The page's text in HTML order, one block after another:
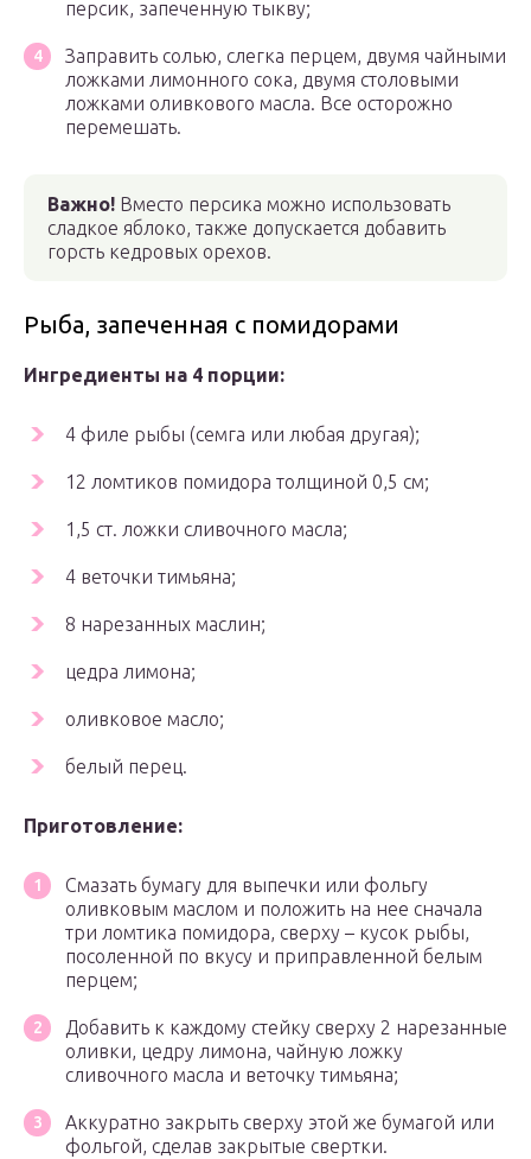
персик, запеченную тыкву;
Заправить солью, слегка перцем, двумя чайными
ложками лимонного сока, двумя столовыми
ложками оливкового масла. Все осторожно
перемешать.
Важно! Вместо персика можно использовать
сладкое яблоко, также допускается добавить
горсть кедровых орехов.
Рыба, запеченная с помидорами
Ингредиенты на 4 порции:
4 филе рыбы (семга или любая другая);
12 ломтиков помидора толщиной 0,5 см;
1,5 ст. ложки сливочного масла;
4 веточки тимьяна;
8 нарезанных маслин;
цедра лимона;
оливковое масло;
белый перец.
Приготовление:
Смазать бумагу для выпечки или фольгу
оливковым маслом и положить на нее сначала
три ломтика помидора, сверху – кусок рыбы,
посоленной по вкусу и приправленной белым
перцем;
Добавить к каждому стейку сверху 2 нарезанные
оливки, цедру лимона, чайную ложку
сливочного масла и веточку тимьяна;
Аккуратно закрыть сверху этой же бумагой или
фольгой, сделав закрытые свертки.